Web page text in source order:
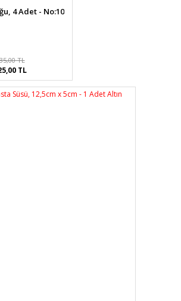
4 Adet - No:10
TL
TL